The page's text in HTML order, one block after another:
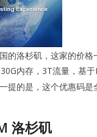
的洛杉矶，这家的价格
30G内存，3T流量，基于
提的是，这个优惠码是
洛杉矶